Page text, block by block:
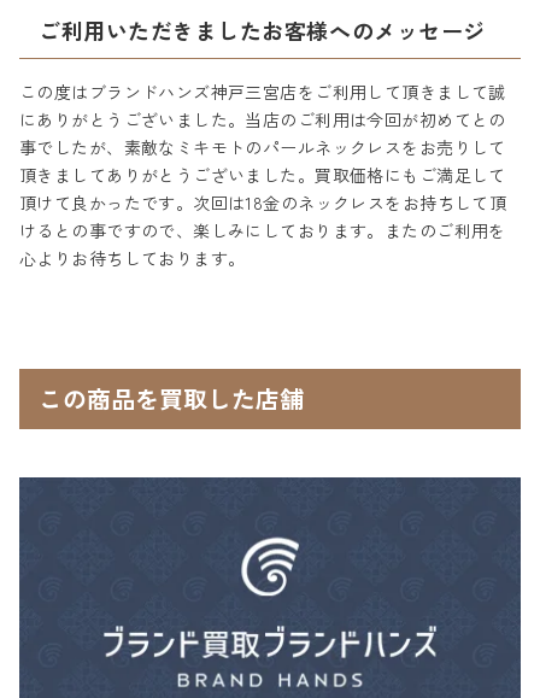
ご利用いただきましたお客様へのメッセージ
この度はブランドハンズ神戸三宮店をご利用して頂きまして誠
にありがとうございました。当店のご利用は今回が初めてとの
事でしたが、素敵なミキモトのパールネックレスをお売りして
頂きましてありがとうございました。買取価格にもご満足して
頂けて良かったです。次回は18金のネックレスをお持ちして頂
けるとの事ですので、楽しみにしております。またのご利用を
心よりお待ちしております。
この商品を買取した店舗